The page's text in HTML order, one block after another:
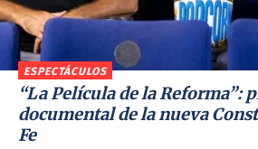
ESPECTÁCULOS
“La Película de la Reforma”:
documental de la nueva
Fe